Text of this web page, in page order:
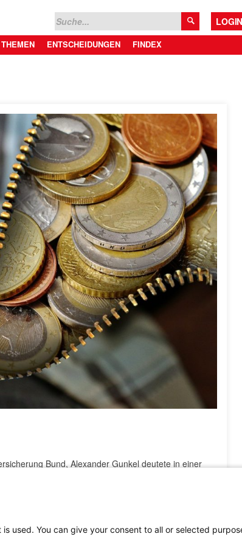
LOGIN
THEMEN ENTSCHEIDUNGEN FINDEX
Bund, Alexander Gunkel deutete in einer
werde die Kaufkraft der Renten auch im
used. You can give your consent to all or selected